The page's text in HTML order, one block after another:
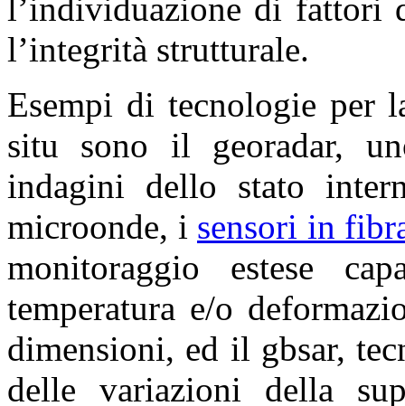
l’individuazione di fattori
l’integrità strutturale.
Esempi di tecnologie per
situ sono il georadar,
indagini dello stato
microonde, i sensori in
monitoraggio estese
temperatura e/o
dimensioni, ed il gbsar,
delle variazioni della